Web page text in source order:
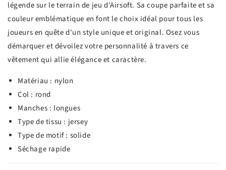
légende sur le terrain de jeu d'Airsoft. Sa coupe parfaite et sa
couleur emblématique en font le choix idéal pour tous les
joueurs en quête d'un style unique et original. Osez vous
démarquer et dévoilez votre personnalité à travers ce
vêtement qui allie élégance et caractère.
Matériau : nylon
Col : rond
Manches : longues
Type de tissu : jersey
Type de motif : solide
Séchage rapide